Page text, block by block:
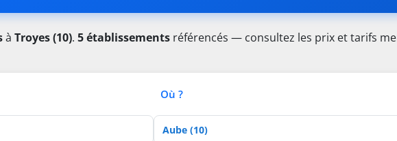
à Troyes (10). 5 établissements référencés — consultez les prix et tarifs
Où ?
Département